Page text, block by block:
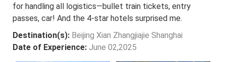
for handling all logistics—bullet train tickets, entry
passes, car! And the 4-star hotels surprised me.
Destination(s): Beijing Xian Zhangjiajie Shanghai
Date of Experience: June 02,2025